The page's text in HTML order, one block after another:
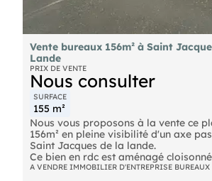
Vente bureaux 156m² à Saint
Lande
PRIX DE VENTE
Nous consulter
SURFACE
155 m²
Nous vous proposons à la vente ce
156m² en pleine visibilité d'un axe
Saint Jacques de la lande.
Ce bien en rdc est aménagé
climatisation réversible (accueil, salle
A VENDRE IMMOBILIER D'ENTREPRISE BUREAUX